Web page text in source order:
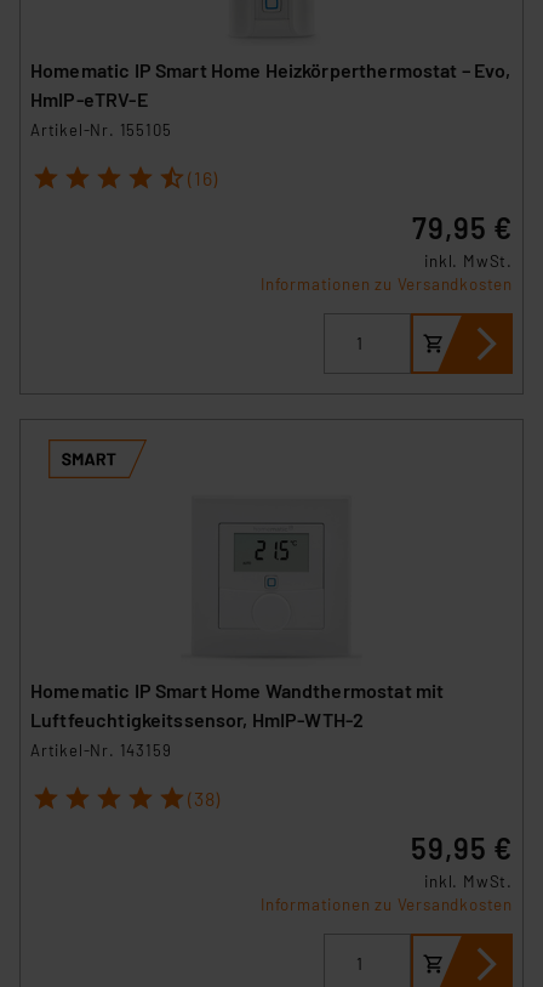
Homematic IP Smart Home Heizkörperthermostat – Evo,
HmIP-eTRV-E
Artikel-Nr. 155105
1 2 3 4 5 (16)
79,95 €
inkl. MwSt.
Informationen zu Versandkosten
Homematic IP Smart Home Wandthermostat mit
Luftfeuchtigkeitssensor, HmIP-WTH-2
Artikel-Nr. 143159
1 2 3 4 5 (38)
59,95 €
inkl. MwSt.
Informationen zu Versandkosten